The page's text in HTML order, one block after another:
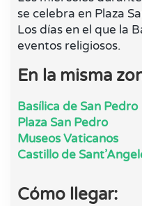
se celebra en Plaza
Los días en el que la
eventos religiosos.
En la misma
Basílica de San Pedro
Plaza San Pedro
Museos Vaticanos
Castillo de
Cómo llegar: